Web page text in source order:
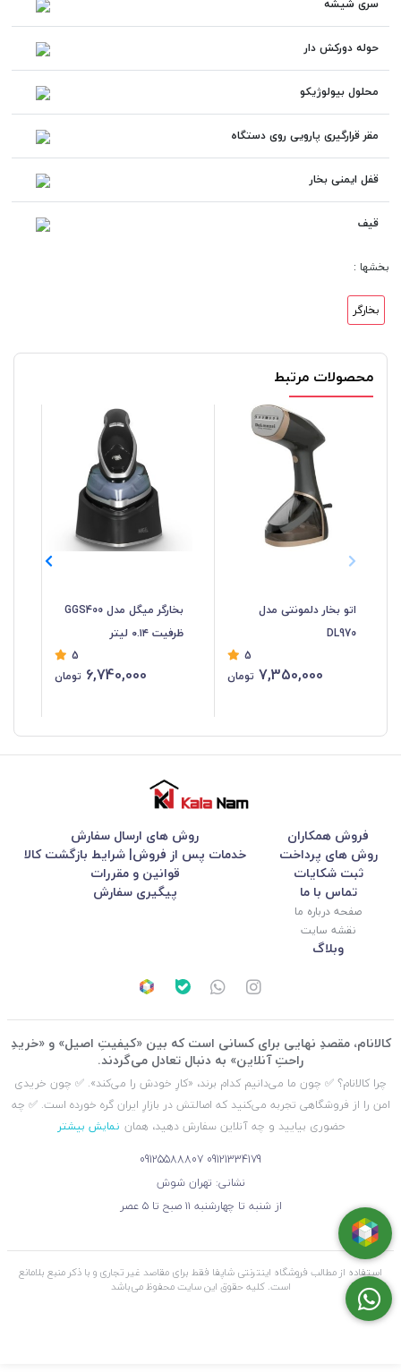
حوله دورکش دار
محلول بیولوژیکو
مقر قرارگیری پارویی روی دستگاه
قفل ایمنی بخار
قیف
بخشها :
بخارگر
محصولات مرتبط
اتو بخار دلمونتی مدل
DL970
5
7,350,000 تومان
بخارگر میگل مدل GGS400
ظرفیت ۰.۱۴ لیتر
5
6,740,000 تومان
فروش همکاران
روش های ارسال سفارش
روش های پرداخت
خدمات پس از فروش| شرایط بازگشت کالا
ثبت شکایات
قوانین و مقررات
تماس با ما
صفحه درباره ما
نقشه سایت
پیگیری سفارش
وبلاگ
کالانام، مقصدِ نهایی برای کسانی است که بین «کیفیتِ اصیل» و «خریدِ
راحتِ آنلاین» به دنبال تعادل می‌گردند.
چرا کالانام؟ ✅ چون ما می‌دانیم کدام برند، «کارِ خودش را می‌کند». ✅ چون خریدی
امن را از فروشگاهی تجربه می‌کنید که اصالتش در بازارِ ایران گره خورده است. ✅ چه
حضوری بیایید و چه آنلاین سفارش دهید، همان نمایش بیشتر
09121334179
09125588807
نشانی: تهران شوش
از شنبه تا چهارشنبه ۱۱ صبح تا ۵ عصر
استفاده از مطالب فروشگاه اینترنتی شاپفا فقط برای مقاصد غیر تجاری و با ذکر منبع بلامانع
است. کليه حقوق اين سايت محفوظ می‌باشد